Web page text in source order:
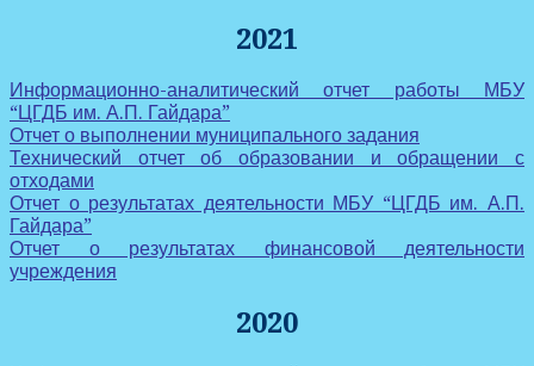
2021
Информационно-аналитический отчет работы МБУ
“ЦГДБ им. А.П. Гайдара”
Отчет о выполнении муниципального задания
Технический отчет об образовании и обращении с
отходами
Отчет о результатах деятельности МБУ “ЦГДБ им. А.П.
Гайдара”
Отчет о результатах финансовой деятельности
учреждения
2020